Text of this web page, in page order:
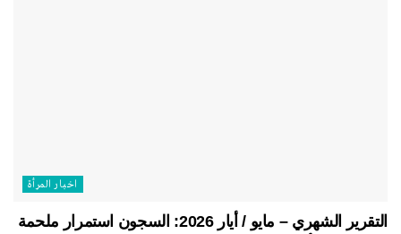
اخبار المرأة
التقرير الشهري – مايو / أيار 2026: السجون استمرار ملحمة